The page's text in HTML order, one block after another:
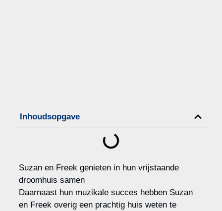
Inhoudsopgave
Suzan en Freek genieten in hun vrijstaande
droomhuis samen
Daarnaast hun muzikale succes hebben Suzan
en Freek overig een prachtig huis weten te